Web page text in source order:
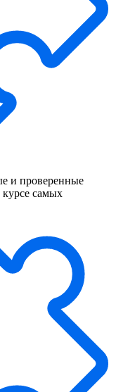
и проверенные
самых